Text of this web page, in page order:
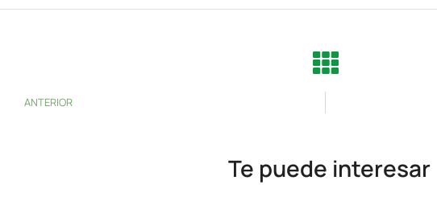
ANTERIOR
Te puede interesar